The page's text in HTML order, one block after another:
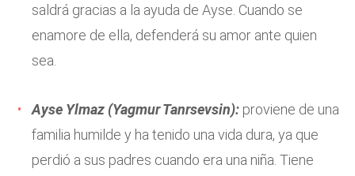
saldrá gracias a la ayuda de Ayse. Cuando se
enamore de ella, defenderá su amor ante quien
sea.
Ayse Ylmaz (Yagmur Tanrsevsin): proviene de una
familia humilde y ha tenido una vida dura, ya que
perdió a sus padres cuando era una niña. Tiene